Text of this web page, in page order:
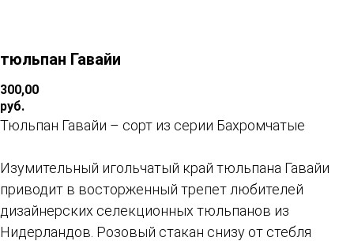
тюльпан Гавайи
300,00
руб.
Тюльпан Гавайи – сорт из серии Бахромчатые
Изумительный игольчатый край тюльпана Гавайи
приводит в восторженный трепет любителей
дизайнерских селекционных тюльпанов из
Нидерландов. Розовый стакан снизу от стебля